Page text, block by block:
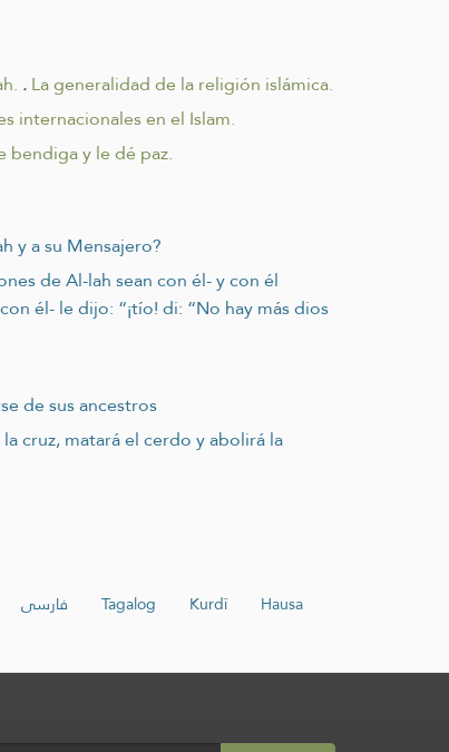
.La generalidad de la religión islámica.
internacionales en el Islam.
bendiga y le dé paz.
y a su Mensajero?
de Al-lah sean con él- y con él
él- le dijo: “¡tío! di: “No hay más dios
de sus ancestros
cruz, matará el cerdo y abolirá la
فارسی Tagalog Kurdî
Hausa